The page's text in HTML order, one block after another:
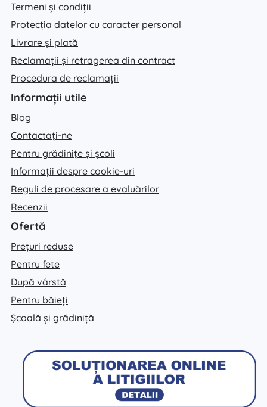
Termeni și condiții
Protecția datelor cu caracter personal
Livrare și plată
Reclamații și retragerea din contract
Procedura de reclamații
Informații utile
Blog
Contactați-ne
Pentru grădinițe și școli
Informații despre cookie-uri
Reguli de procesare a evaluărilor
Recenzii
Ofertă
Prețuri reduse
Pentru fete
După vârstă
Pentru băieți
Școală și grădiniță